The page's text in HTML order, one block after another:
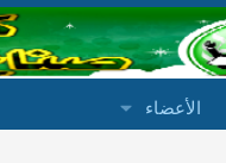
الأعضاء